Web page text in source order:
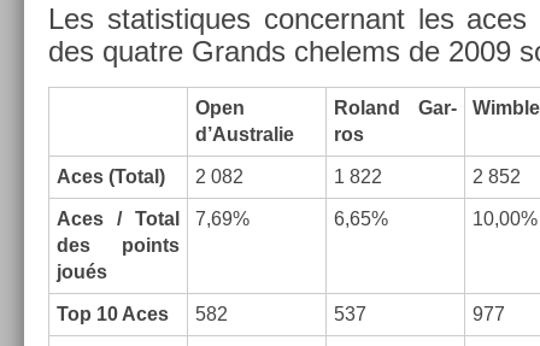
Les statis­tiques con­cer­nant les
des quat­re Grands chelems de 2009
Open
d’Australie
Roland Gar­
ros
Aces (Total) 2 082 1 822 2 852
Aces / Total
des points
joués
7,69% 6,65% 10,00%
Top 10 Aces 582 537 977